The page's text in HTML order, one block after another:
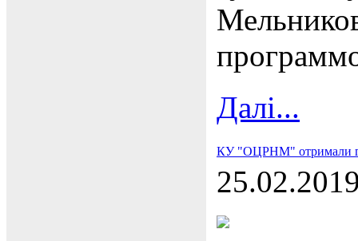
Далі...
КУ "ОЦРНМ" отримали